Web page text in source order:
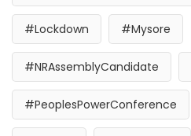
#Lockdown #Mysore
#NRAssemblyCandidate
#PeoplesPowerConference